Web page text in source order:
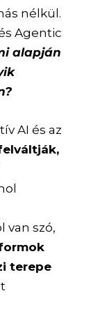
nélkül.
Agentic
alapján
AI és az
van szó,
terepe